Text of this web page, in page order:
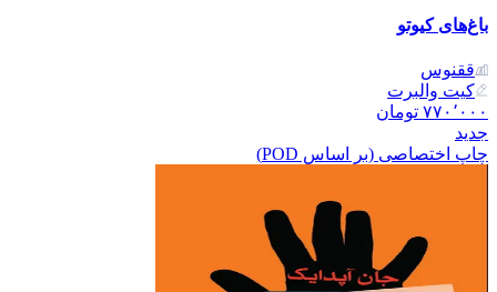
باغ‌های کیوتو
ققنوس
کیت والبرت
۷۷۰٬۰۰۰ تومان
جدید
چاپ اختصاصی (بر اساس POD)